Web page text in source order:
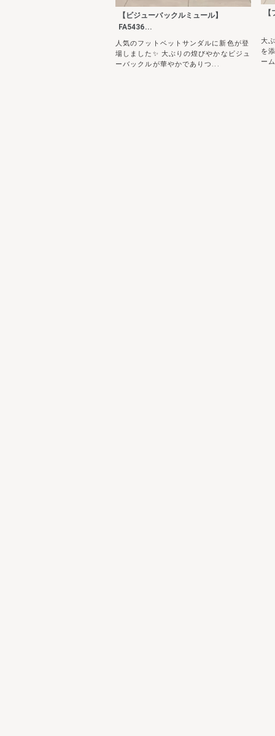
【ビジューバックルミュール】
FA5436...
人気のフットベットサンダルに新色が登
場しました✨ 大ぶりの煌びやかなビジュ
ーバックルが華やかでありつ...
大
を
ー